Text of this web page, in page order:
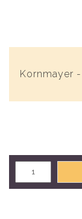
Kornmayer